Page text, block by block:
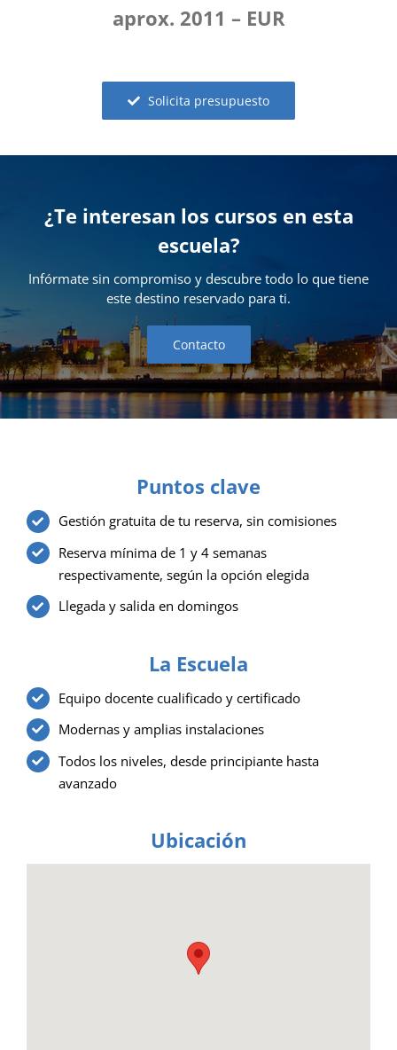
aprox. 2011 – EUR
Solicita presupuesto
¿Te interesan los cursos en esta
escuela?
Infórmate sin compromiso y descubre todo lo que tiene
este destino reservado para ti.
Contacto
Puntos clave
Gestión gratuita de tu reserva, sin comisiones
Reserva mínima de 1 y 4 semanas
respectivamente, según la opción elegida
Llegada y salida en domingos
La Escuela
Equipo docente cualificado y certificado
Modernas y amplias instalaciones
Todos los niveles, desde principiante hasta
avanzado
Ubicación